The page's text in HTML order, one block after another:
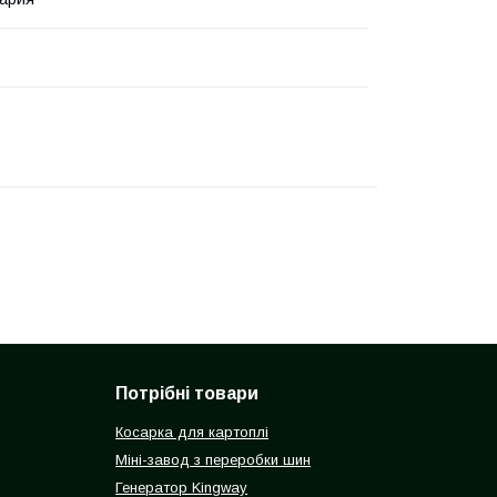
Потрібні товари
Косарка для картоплі
Міні-завод з переробки шин
Генератор Kingway